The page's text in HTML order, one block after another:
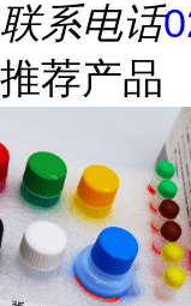
联系电话
推荐产品